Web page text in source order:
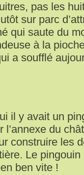
pas les
sur parc
qui saute du
à la
a soufflé
il y avait un
l’annexe du
construire les
Le
ben vite !